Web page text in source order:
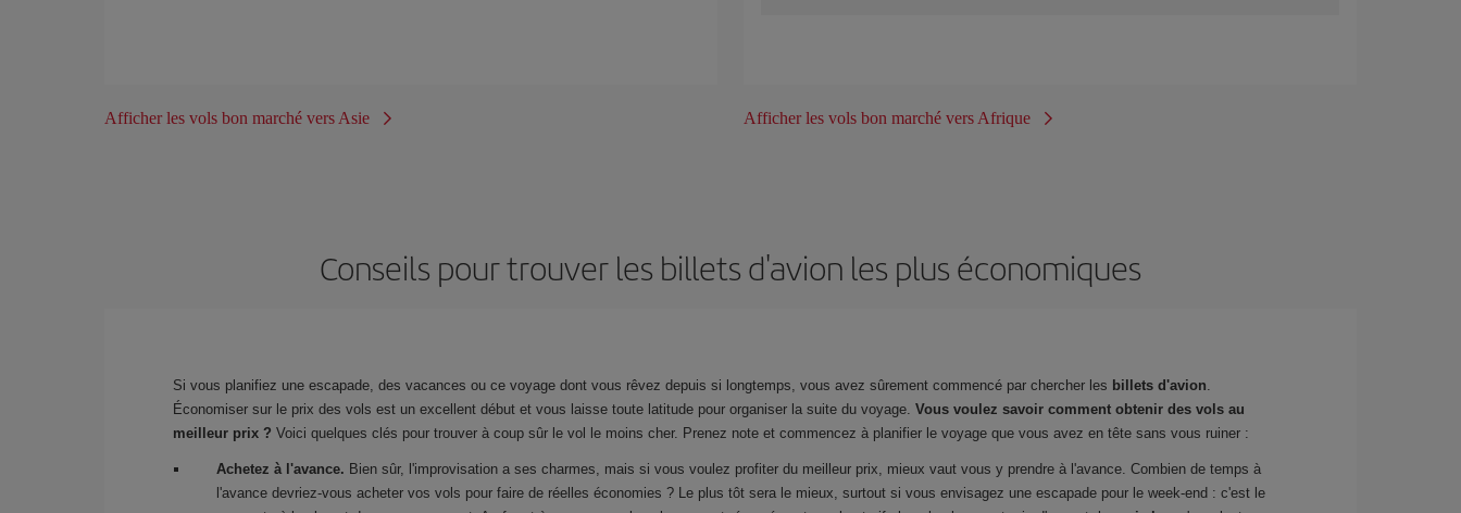
Afficher les vols bon marché vers Asie Afficher les vols bon marché vers Afrique
Conseils pour trouver les billets d'avion les plus économiques
Si vous planifiez une escapade, des vacances ou ce voyage dont vous rêvez depuis si longtemps, vous avez sûrement commencé par chercher les billets d'avion
Économiser sur le prix des vols est un excellent début et vous laisse toute latitude pour organiser la suite du voyage. Vous voulez savoir comment obtenir des vols au
meilleur prix ? Voici quelques clés pour trouver à coup sûr le vol le moins cher. Prenez note et commencez à planifier le voyage que vous avez en tête sans vous ruiner :
Achetez à l'avance. Bien sûr, l'improvisation a ses charmes, mais si vous voulez profiter du meilleur prix, mieux vaut vous y prendre à l'avance. Combien de temps à
l'avance devriez-vous acheter vos vols pour faire de réelles économies ? Le plus tôt sera le mieux, surtout si vous envisagez une escapade pour le week-end : c'est le